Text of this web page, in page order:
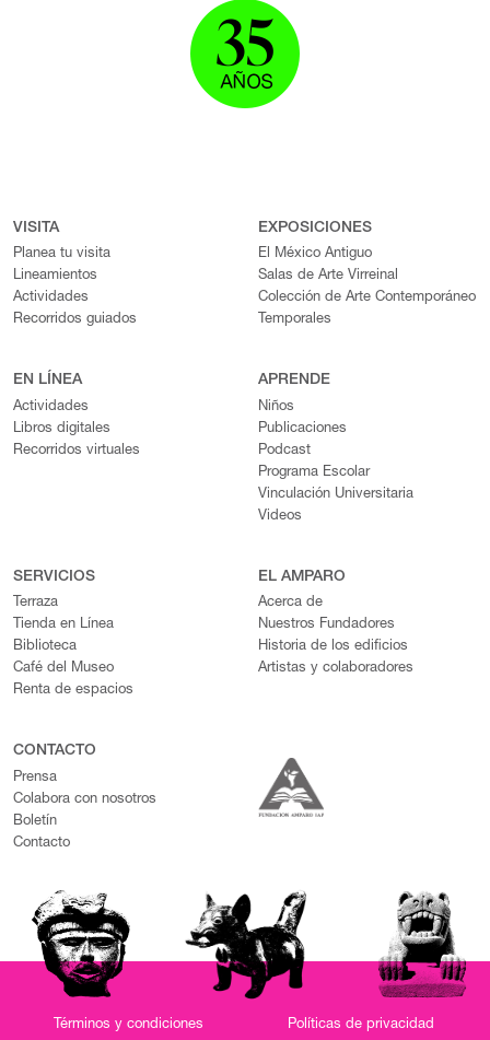
VISITA
Planea tu visita
Lineamientos
Actividades
Recorridos guiados
EXPOSICIONES
El México Antiguo
Salas de Arte Virreinal
Colección de Arte Contemporáneo
Temporales
EN LÍNEA
Actividades
Libros digitales
Recorridos virtuales
APRENDE
Niños
Publicaciones
Podcast
Programa Escolar
Vinculación Universitaria
Videos
SERVICIOS
Terraza
Tienda en Línea
Biblioteca
Café del Museo
Renta de espacios
EL AMPARO
Acerca de
Nuestros Fundadores
Historia de los edificios
Artistas y colaboradores
CONTACTO
Prensa
Colabora con nosotros
Boletín
Contacto
Términos y condiciones Políticas de privacidad